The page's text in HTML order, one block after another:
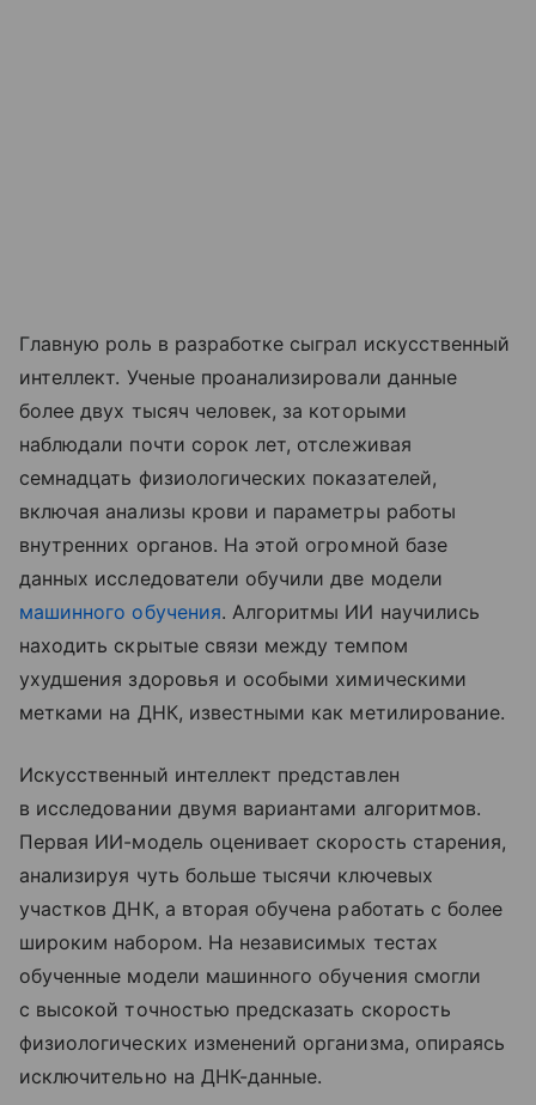
Главную роль в разработке сыграл искусственный
интеллект. Ученые проанализировали данные
более двух тысяч человек, за которыми
наблюдали почти сорок лет, отслеживая
семнадцать физиологических показателей,
включая анализы крови и параметры работы
внутренних органов. На этой огромной базе
данных исследователи обучили две модели
машинного обучения. Алгоритмы ИИ научились
находить скрытые связи между темпом
ухудшения здоровья и особыми химическими
метками на ДНК, известными как метилирование.
Искусственный интеллект представлен
в исследовании двумя вариантами алгоритмов.
Первая ИИ-модель оценивает скорость старения,
анализируя чуть больше тысячи ключевых
участков ДНК, а вторая обучена работать с более
широким набором. На независимых тестах
обученные модели машинного обучения смогли
с высокой точностью предсказать скорость
физиологических изменений организма, опираясь
исключительно на ДНК-данные.